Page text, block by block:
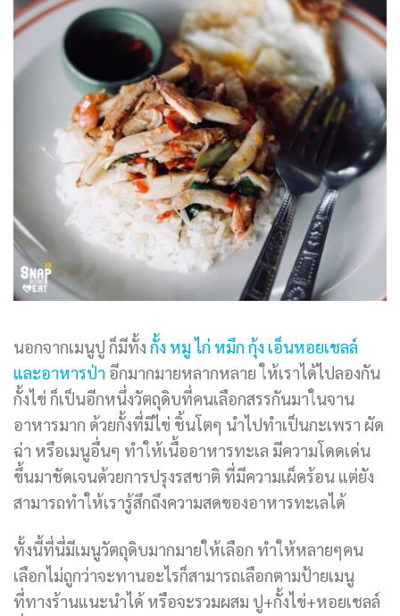
นอกจากเมนูปู ก็มีทั้ง กั้ง หมู ไก่ หมึก กุ้ง เอ็นหอยเชลล์
และอาหารป่า อีกมากมายหลากหลาย ให้เราได้ไปลองกัน
กั้งไข่ ก็เป็นอีกหนึ่งวัตถุดิบที่คนเลือกสรรกันมาในจาน
อาหารมาก ด้วยกั้งที่มีไข่ ชิ้นโตๆ นำไปทำเป็นกะเพรา ผัด
ฉ่า หรือเมนูอื่นๆ ทำให้เนื้ออาหารทะเล มีความโดดเด่น
ขึ้นมาชัดเจนด้วยการปรุงรสชาติ ที่มีความเผ็ดร้อน แต่ยัง
สามารถทำให้เรารู้สึกถึงความสดของอาหารทะเลได้
ทั้งนี้ที่นี่มีเมนูวัตถุดิบมากมายให้เลือก ทำให้หลายๆคน
เลือกไม่ถูกว่าจะทานอะไรก็สามารถเลือกตามป้ายเมนู
ที่ทางร้านแนะนำได้ หรือจะรวมผสม ปู+กั้งไข่+หอยเชลล์